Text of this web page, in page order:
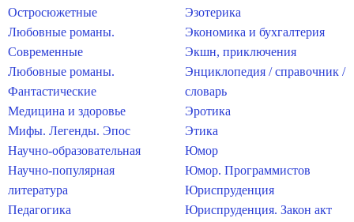
Остросюжетные
Любовные романы.
Современные
Любовные романы.
Фантастические
Медицина и здоровье
Мифы. Легенды. Эпос
Научно-образовательная
Научно-популярная
литература
Педагогика
Эзотерика
Экономика и бухгалтерия
Экшн, приключения
Энциклопедия / справочник /
словарь
Эротика
Этика
Юмор
Юмор. Программистов
Юриспруденция
Юриспруденция. Закон акт